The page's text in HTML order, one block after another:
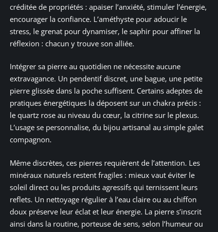
créditée de propriétés : apaiser l’anxiété, stimuler l’énergie,
encourager la confiance. L’améthyste pour adoucir le
stress, le grenat pour dynamiser, le saphir pour affiner la
réflexion : chacun y trouve son alliée.
Intégrer sa pierre au quotidien ne nécessite aucune
extravagance. Un pendentif discret, une bague, une petite
pierre glissée dans la poche suffisent. Certains adeptes de
pratiques énergétiques la déposent sur un chakra précis :
le quartz rose au niveau du cœur, la citrine sur le plexus.
L’usage se personnalise, du bijou artisanal au simple galet
compagnon.
Même discrètes, ces pierres requièrent de l’attention. Les
minéraux naturels restent fragiles : mieux vaut éviter le
soleil direct ou les produits agressifs qui ternissent leurs
reflets. Un nettoyage régulier à l’eau claire ou au chiffon
doux préserve leur éclat et leur énergie. La pierre s’inscrit
ainsi dans la routine, porteuse de sens, selon l’humeur ou